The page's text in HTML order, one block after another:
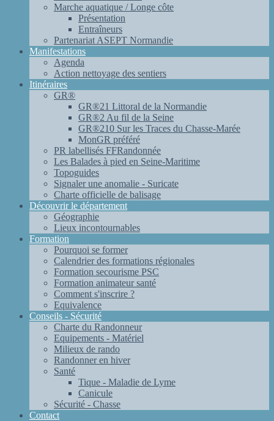
Marche aquatique / Longe côte
Présentation
Entraîneurs
Partenariat ASEPT Normandie
Manifestations
Agenda
Action nettoyage des sentiers
Itinéraires
GR®
GR®21 Littoral de la Normandie
GR®2 Au fil de la Seine
GR®210 Sur les Traces du Chasse-Marée
MonGR préféré
PR labellisés FFRandonnée
Les Balades à pied en Seine-Maritime
Topoguides
Signaler une anomalie - Suricate
Charte officielle de balisage
Découvrir le département
Géographie
Lieux incontournables
Formation
Pourquoi se former
Calendrier des formations régionales
Formation secourisme PSC
Formation animateur santé
Comment s'inscrire ?
Equivalence
Conseils - Sécurité
Charte du Randonneur
Equipements - Matériel
Milieux de rando
Randonner en hiver
Santé
Tique - Maladie de Lyme
Canicule
Sécurité - Chasse
Contact